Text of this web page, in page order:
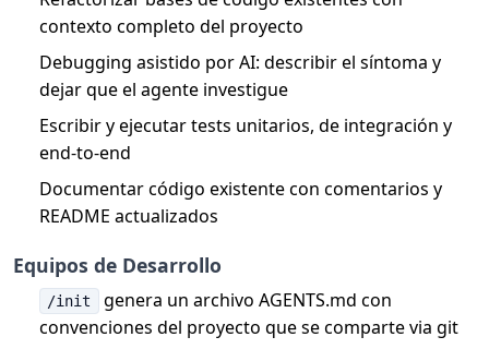
contexto completo del proyecto
Debugging asistido por AI: describir el síntoma y
dejar que el agente investigue
Escribir y ejecutar tests unitarios, de integración y
end-to-end
Documentar código existente con comentarios y
README actualizados
Equipos de Desarrollo
/init
genera un archivo AGENTS.md con
convenciones del proyecto que se comparte via git